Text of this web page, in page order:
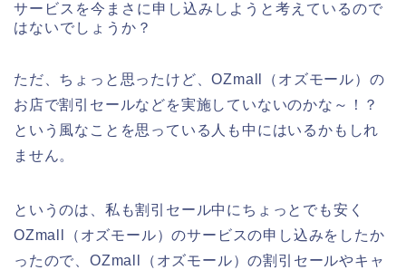
サービスを今まさに申し込みしようと考えているので
はないでしょうか？
ただ、ちょっと思ったけど、OZmall（オズモール）の
お店で割引セールなどを実施していないのかな～！？
という風なことを思っている人も中にはいるかもしれ
ません。
というのは、私も割引セール中にちょっとでも安く
OZmall（オズモール）のサービスの申し込みをしたか
ったので、OZmall（オズモール）の割引セールやキャ